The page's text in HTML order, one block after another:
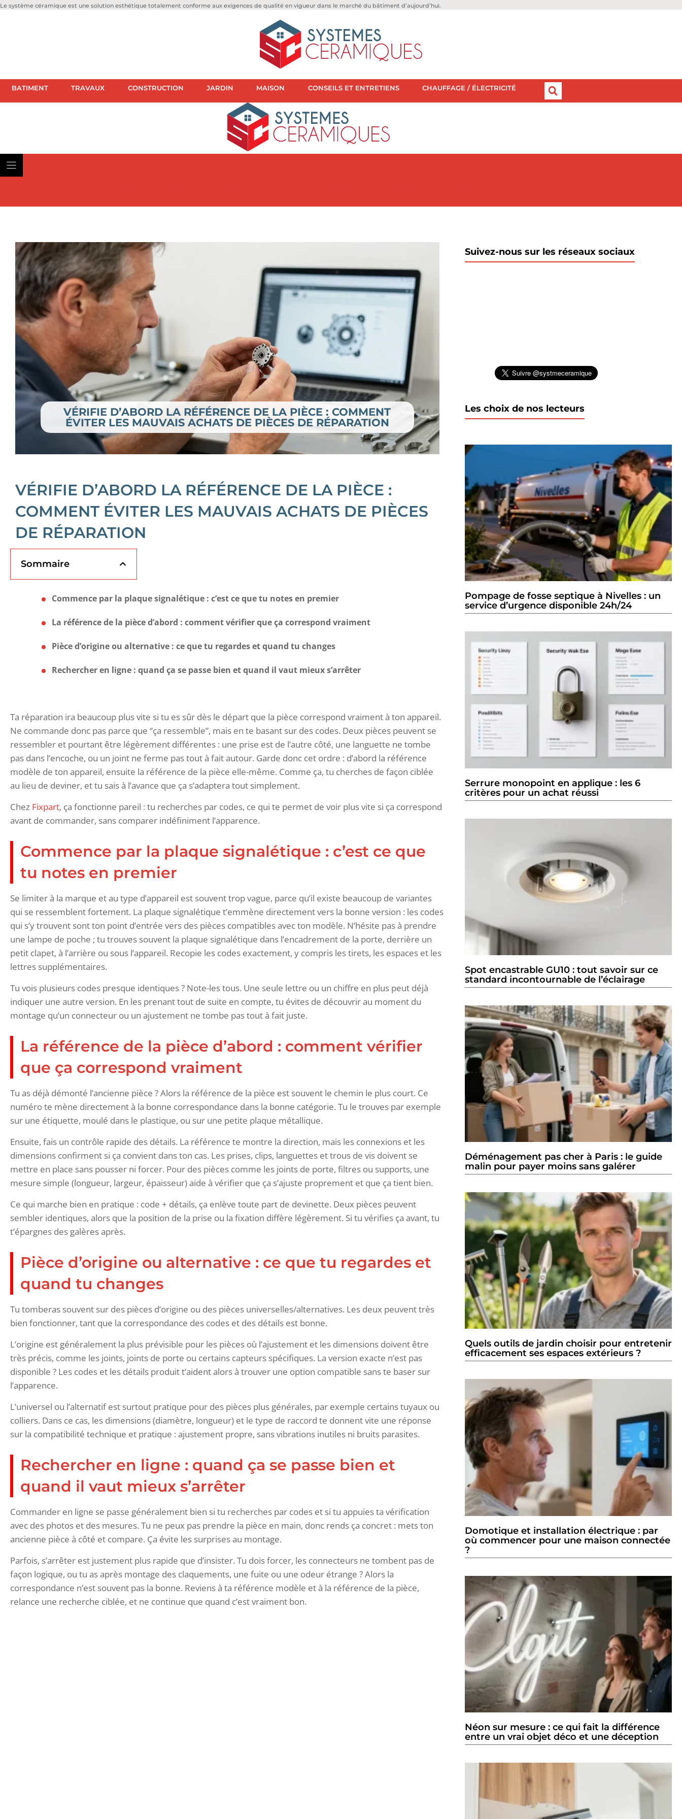
Le système céramique est une solution esthétique totalement conforme aux exigences de qualité en vigueur dans le marché du bâtiment d’aujourd’hui.
BATIMENT TRAVAUX CONSTRUCTION JARDIN MAISON CONSEILS ET ENTRETIENS CHAUFFAGE / ÉLECTRICITÉ
VÉRIFIE D’ABORD LA RÉFÉRENCE DE LA PIÈCE : COMMENT
ÉVITER LES MAUVAIS ACHATS DE PIÈCES DE RÉPARATION
VÉRIFIE D’ABORD LA RÉFÉRENCE DE LA PIÈCE :
COMMENT ÉVITER LES MAUVAIS ACHATS DE PIÈCES
DE RÉPARATION
Sommaire
Commence par la plaque signalétique : c’est ce que tu notes en premier
La référence de la pièce d’abord : comment vérifier que ça correspond vraiment
Pièce d’origine ou alternative : ce que tu regardes et quand tu changes
Rechercher en ligne : quand ça se passe bien et quand il vaut mieux s’arrêter
Ta réparation ira beaucoup plus vite si tu es sûr dès le départ que la pièce correspond vraiment à ton appareil.
Ne commande donc pas parce que “ça ressemble”, mais en te basant sur des codes. Deux pièces peuvent se
ressembler et pourtant être légèrement différentes : une prise est de l’autre côté, une languette ne tombe
pas dans l’encoche, ou un joint ne ferme pas tout à fait autour. Garde donc cet ordre : d’abord la référence
modèle de ton appareil, ensuite la référence de la pièce elle-même. Comme ça, tu cherches de façon ciblée
au lieu de deviner, et tu sais à l’avance que ça s’adaptera tout simplement.
Chez Fixpart, ça fonctionne pareil : tu recherches par codes, ce qui te permet de voir plus vite si ça correspond
avant de commander, sans comparer indéfiniment l’apparence.
Commence par la plaque signalétique : c’est ce que
tu notes en premier
Se limiter à la marque et au type d’appareil est souvent trop vague, parce qu’il existe beaucoup de variantes
qui se ressemblent fortement. La plaque signalétique t’emmène directement vers la bonne version : les codes
qui s’y trouvent sont ton point d’entrée vers des pièces compatibles avec ton modèle. N’hésite pas à prendre
une lampe de poche ; tu trouves souvent la plaque signalétique dans l’encadrement de la porte, derrière un
petit clapet, à l’arrière ou sous l’appareil. Recopie les codes exactement, y compris les tirets, les espaces et les
lettres supplémentaires.
Tu vois plusieurs codes presque identiques ? Note-les tous. Une seule lettre ou un chiffre en plus peut déjà
indiquer une autre version. En les prenant tout de suite en compte, tu évites de découvrir au moment du
montage qu’un connecteur ou un ajustement ne tombe pas tout à fait juste.
La référence de la pièce d’abord : comment vérifier
que ça correspond vraiment
Tu as déjà démonté l’ancienne pièce ? Alors la référence de la pièce est souvent le chemin le plus court. Ce
numéro te mène directement à la bonne correspondance dans la bonne catégorie. Tu le trouves par exemple
sur une étiquette, moulé dans le plastique, ou sur une petite plaque métallique.
Ensuite, fais un contrôle rapide des détails. La référence te montre la direction, mais les connexions et les
dimensions confirment si ça convient dans ton cas. Les prises, clips, languettes et trous de vis doivent se
mettre en place sans pousser ni forcer. Pour des pièces comme les joints de porte, filtres ou supports, une
mesure simple (longueur, largeur, épaisseur) aide à vérifier que ça s’ajuste proprement et que ça tient bien.
Ce qui marche bien en pratique : code + détails, ça enlève toute part de devinette. Deux pièces peuvent
sembler identiques, alors que la position de la prise ou la fixation diffère légèrement. Si tu vérifies ça avant, tu
t’épargnes des galères après.
Pièce d’origine ou alternative : ce que tu regardes et
quand tu changes
Tu tomberas souvent sur des pièces d’origine ou des pièces universelles/alternatives. Les deux peuvent très
bien fonctionner, tant que la correspondance des codes et des détails est bonne.
L’origine est généralement la plus prévisible pour les pièces où l’ajustement et les dimensions doivent être
très précis, comme les joints, joints de porte ou certains capteurs spécifiques. La version exacte n’est pas
disponible ? Les codes et les détails produit t’aident alors à trouver une option compatible sans te baser sur
l’apparence.
L’universel ou l’alternatif est surtout pratique pour des pièces plus générales, par exemple certains tuyaux ou
colliers. Dans ce cas, les dimensions (diamètre, longueur) et le type de raccord te donnent vite une réponse
sur la compatibilité technique et pratique : ajustement propre, sans vibrations inutiles ni bruits parasites.
Rechercher en ligne : quand ça se passe bien et
quand il vaut mieux s’arrêter
Commander en ligne se passe généralement bien si tu recherches par codes et si tu appuies ta vérification
avec des photos et des mesures. Tu ne peux pas prendre la pièce en main, donc rends ça concret : mets ton
ancienne pièce à côté et compare. Ça évite les surprises au montage.
Parfois, s’arrêter est justement plus rapide que d’insister. Tu dois forcer, les connecteurs ne tombent pas de
façon logique, ou tu as après montage des claquements, une fuite ou une odeur étrange ? Alors la
correspondance n’est souvent pas la bonne. Reviens à ta référence modèle et à la référence de la pièce,
relance une recherche ciblée, et ne continue que quand c’est vraiment bon.
Suivez-nous sur les réseaux sociaux
Les choix de nos lecteurs
Pompage de fosse septique à Nivelles : un
service d’urgence disponible 24h/24
Serrure monopoint en applique : les 6
critères pour un achat réussi
Spot encastrable GU10 : tout savoir sur ce
standard incontournable de l’éclairage
Déménagement pas cher à Paris : le guide
malin pour payer moins sans galérer
Quels outils de jardin choisir pour entretenir
efficacement ses espaces extérieurs ?
Domotique et installation électrique : par
où commencer pour une maison connectée
?
Néon sur mesure : ce qui fait la différence
entre un vrai objet déco et une déception